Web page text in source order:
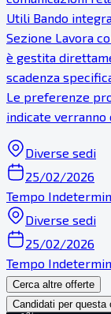
Utili Bando
Sezione Lavora
è gestita
scadenza
Le preferenze
indicate verranno
Diverse sedi
25/02/2026
Tempo
Diverse sedi
25/02/2026
Tempo
Cerca altre offerte
Candidati per questa